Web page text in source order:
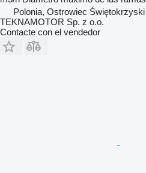
Polonia, Ostrowiec Świętokrzyski
TEKNAMOTOR Sp. z o.o.
Contacte con el vendedor